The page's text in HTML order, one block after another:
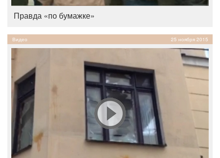
Правда «по бумажке»
Видео 25 ноября 2015